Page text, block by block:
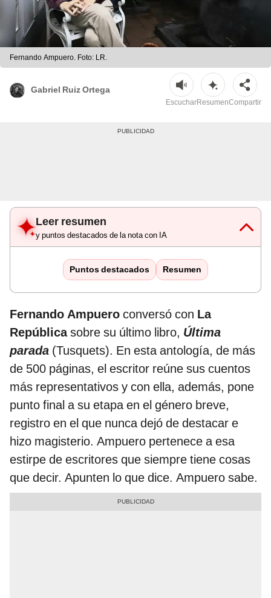
Fernando Ampuero. Foto: LR.
Gabriel Ruiz Ortega
EscucharResumenCompartir
Leer resumen
y puntos destacados de la nota con IA
Puntos destacados Resumen
Fernando Ampuero conversó con La
Repúblicasobre su último libro, Última
parada (Tusquets). En esta antología, de más
de 500 páginas, el escritor reúne sus cuentos
más representativos y con ella, además, pone
punto final a su etapa en el género breve,
registro en el que nunca dejó de destacar e
hizo magisterio. Ampuero pertenece a esa
estirpe de escritores que siempre tiene cosas
que decir. Apunten lo que dice. Ampuero sabe.